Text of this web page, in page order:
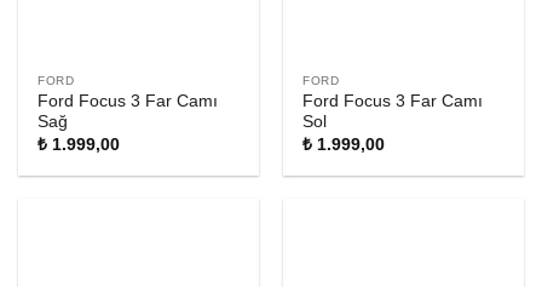
FORD
Ford Focus 3 Far Camı
Sağ
₺ 1.999,00
FORD
Ford Focus 3 Far Camı
Sol
₺ 1.999,00